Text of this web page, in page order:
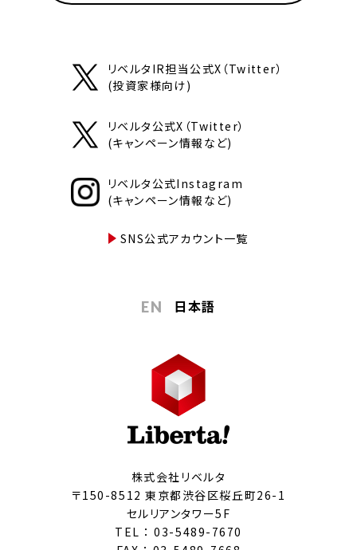
リベルタIR担当公式X（Twitter）
(投資家様向け)
リベルタ公式X（Twitter）
(キャンペーン情報など)
リベルタ公式Instagram
(キャンペーン情報など)
SNS公式アカウント一覧
EN 日本語
株式会社リベルタ
〒150-8512 東京都渋谷区桜丘町26-1
セルリアンタワー5F
TEL ：03-5489-7670